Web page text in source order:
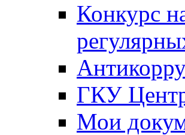
Конкурс
ГКУ Центр
Мои